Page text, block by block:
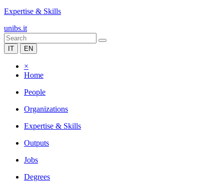
Expertise & Skills
unibs.it
IT EN
×
Home
People
Organizations
Expertise & Skills
Outputs
Jobs
Degrees